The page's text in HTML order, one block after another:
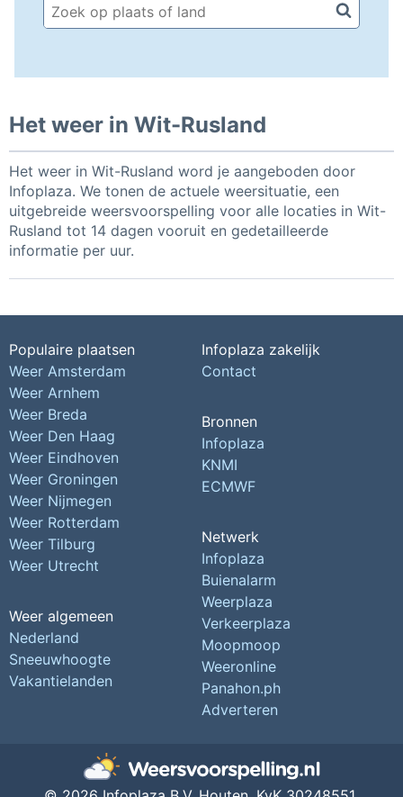
Het weer in Wit-Rusland
Het weer in Wit-Rusland word je aangeboden door
Infoplaza. We tonen de actuele weersituatie, een
uitgebreide weersvoorspelling voor alle locaties in Wit-
Rusland tot 14 dagen vooruit en gedetailleerde
informatie per uur.
Populaire plaatsen
Weer Amsterdam
Weer Arnhem
Weer Breda
Weer Den Haag
Weer Eindhoven
Weer Groningen
Weer Nijmegen
Weer Rotterdam
Weer Tilburg
Weer Utrecht
Weer algemeen
Nederland
Sneeuwhoogte
Vakantielanden
Infoplaza zakelijk
Contact
Bronnen
Infoplaza
KNMI
ECMWF
Netwerk
Infoplaza
Buienalarm
Weerplaza
Verkeerplaza
Moopmoop
Weeronline
Panahon.ph
Adverteren